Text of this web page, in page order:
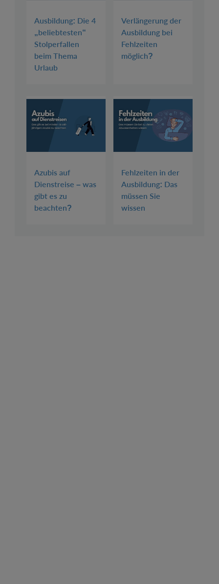
Ausbildung: Die 4
„beliebtesten“
Stolperfallen
beim Thema
Urlaub
Verlängerung der
Ausbildung bei
Fehlzeiten
möglich?
Azubis auf
Dienstreise – was
gibt es zu
beachten?
Fehlzeiten in der
Ausbildung: Das
müssen Sie
wissen